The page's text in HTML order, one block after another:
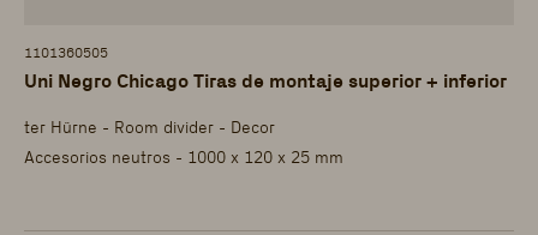
1101360505
Uni Negro Chicago Tiras de montaje superior + inferior
ter Hürne - Room divider - Decor
Accesorios neutros - 1000 x 120 x 25 mm